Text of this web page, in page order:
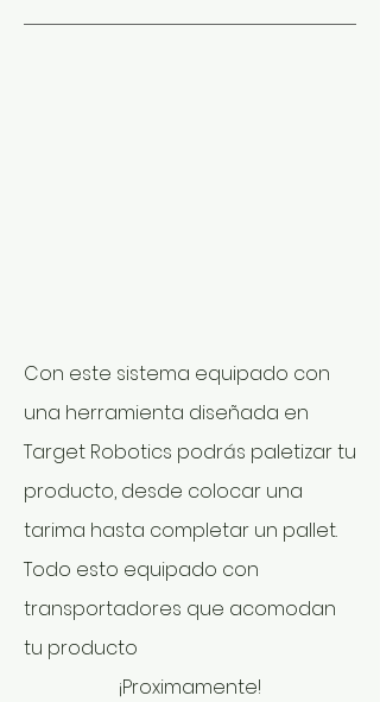
Con este sistema equipado con
una herramienta diseñada en
Target Robotics podrás paletizar tu
producto, desde colocar una
tarima hasta completar un pallet.
Todo esto equipado con
transportadores que acomodan
tu producto
¡Proximamente!